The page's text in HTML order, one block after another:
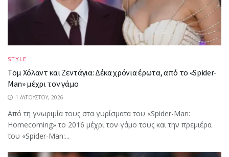
STYLE
Τομ Χόλαντ και Ζεντάγια: Δέκα χρόνια έρωτα, από το «Spider-
Man» μέχρι τον γάμο
1 ΑΥΓΟΎΣΤΟΥ, 2026
Από τη γνωριμία τους στα γυρίσματα του «Spider-Man:
Homecoming» το 2016 μέχρι τον γάμο τους και την πρεμιέρα
του «Spider-Man:...